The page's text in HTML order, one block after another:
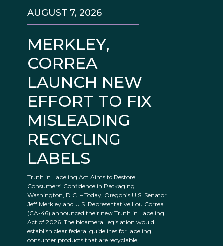
MERKLEY,
CORREA
LAUNCH NEW
EFFORT TO FIX
MISLEADING
RECYCLING
LABELS
AUGUST 7, 2026
Truth in Labeling Act Aims to Restore
Consumers’ Confidence in Packaging
Washington, D.C. – Today, Oregon’s U.S. Senator
Jeff Merkley and U.S. Representative Lou Correa
(CA-46) announced their new Truth in Labeling
Act of 2026. The bicameral legislation would
establish clear federal guidelines for labeling
consumer products that are recyclable,